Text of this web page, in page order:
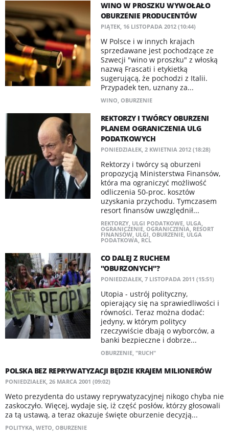
WINO W PROSZKU WYWOŁAŁO
OBURZENIE PRODUCENTÓW
PIĄTEK, 16 LISTOPADA 2012 (10:44)
W Polsce i w innych krajach
sprzedawane jest pochodzące ze
Szwecji "wino w proszku" z włoską
nazwą Frascati i etykietką
sugerującą, że pochodzi z Italii.
Przypadek ten, uznany za...
WINO, OBURZENIE
REKTORZY I TWÓRCY OBURZENI
PLANEM OGRANICZENIA ULG
PODATKOWYCH
PONIEDZIAŁEK, 2 KWIETNIA 2012 (18:28)
Rektorzy i twórcy są oburzeni
propozycją Ministerstwa Finansów,
która ma ograniczyć możliwość
odliczenia 50-proc. kosztów
uzyskania przychodu. Tymczasem
resort finansów uwzględnił...
REKTORZY, ULGI PODATKOWE, ULGA,
OGRANICZENIE, OGRANICZENIA, RESORT
FINANSÓW, ULGI, OBURZENIE, ULGA
PODATKOWA, RCL
CO DALEJ Z RUCHEM
"OBURZONYCH"?
PONIEDZIAŁEK, 7 LISTOPADA 2011 (15:51)
Utopia - ustrój polityczny,
opierający się na sprawiedliwości i
równości. Teraz można dodać:
jedyny, w którym politycy
rzeczywiście dbają o wyborców, a
banki bezpieczne i dobrze...
OBURZENIE, "RUCH"
POLSKA BEZ REPRYWATYZACJI BĘDZIE KRAJEM MILIONERÓW
PONIEDZIAŁEK, 26 MARCA 2001 (09:02)
Weto prezydenta do ustawy reprywatyzacyjnej nikogo chyba nie
zaskoczyło. Więcej, wydaje się, iż część posłów, którzy głosowali
za tą ustawą, a teraz okazuje święte oburzenie decyzją...
POLITYKA, WETO, OBURZENIE